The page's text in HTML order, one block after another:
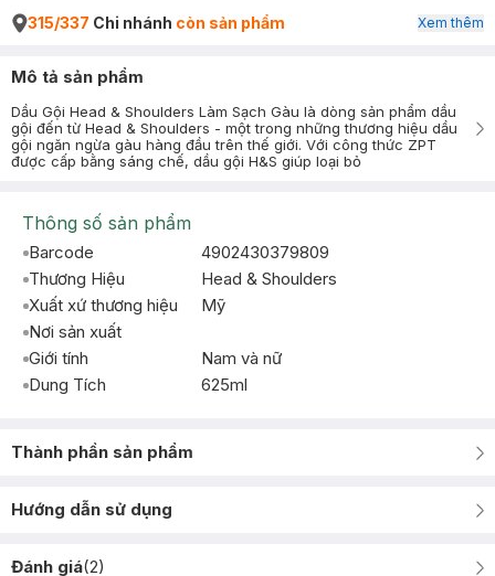
315/337 Chi nhánh còn sản phẩm Xem thêm
Mô tả sản phẩm
Dầu Gội Head & Shoulders Làm Sạch Gàu là dòng sản phẩm dầu
gội đến từ Head & Shoulders - một trong những thương hiệu dầu
gội ngăn ngừa gàu hàng đầu trên thế giới. Với công thức ZPT
được cấp bằng sáng chế, dầu gội H&S giúp loại bỏ
Thông số sản phẩm
Barcode
4902430379809
Thương Hiệu
Head & Shoulders
Xuất xứ thương hiệu
Mỹ
Nơi sản xuất
Giới tính
Nam và nữ
Dung Tích
625ml
Thành phần sản phẩm
Hướng dẫn sử dụng
Đánh giá(2)